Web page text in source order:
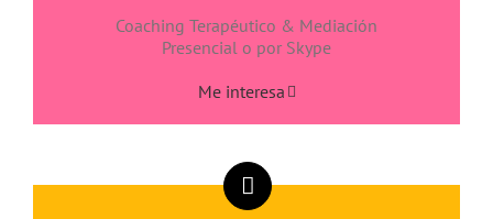
Coaching Terapéutico & Mediación
Presencial o por Skype
Me interesa